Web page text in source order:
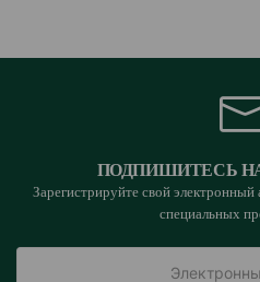
ПОДПИШИТЕСЬ
Зарегистрируйте свой
специальных